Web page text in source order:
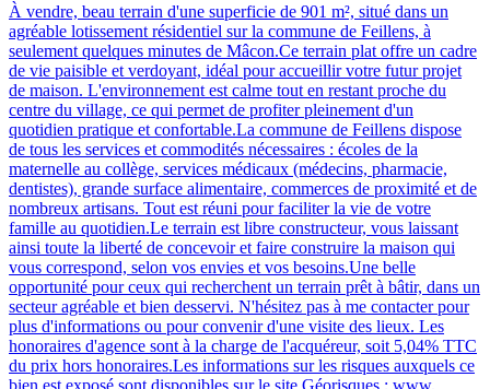
À vendre, beau terrain d'une superficie de 901 m², situé dans un
agréable lotissement résidentiel sur la commune de Feillens, à
seulement quelques minutes de Mâcon.Ce terrain plat offre un cadre
de vie paisible et verdoyant, idéal pour accueillir votre futur projet
de maison. L'environnement est calme tout en restant proche du
centre du village, ce qui permet de profiter pleinement d'un
quotidien pratique et confortable.La commune de Feillens dispose
de tous les services et commodités nécessaires : écoles de la
maternelle au collège, services médicaux (médecins, pharmacie,
dentistes), grande surface alimentaire, commerces de proximité et de
nombreux artisans. Tout est réuni pour faciliter la vie de votre
famille au quotidien.Le terrain est libre constructeur, vous laissant
ainsi toute la liberté de concevoir et faire construire la maison qui
vous correspond, selon vos envies et vos besoins.Une belle
opportunité pour ceux qui recherchent un terrain prêt à bâtir, dans un
secteur agréable et bien desservi. N'hésitez pas à me contacter pour
plus d'informations ou pour convenir d'une visite des lieux. Les
honoraires d'agence sont à la charge de l'acquéreur, soit 5,04% TTC
du prix hors honoraires.Les informations sur les risques auxquels ce
bien est exposé sont disponibles sur le site Géorisques : www.